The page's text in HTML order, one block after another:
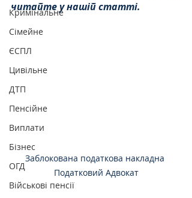
Кримінальне
Сімейне
ЄСПЛ
Цивільне
ДТП
Пенсійне
Виплати
Бізнес
ОГД
Військові пенсії
читайте у нашій статті.
Заблокована податкова накладна
Податковий Адвокат